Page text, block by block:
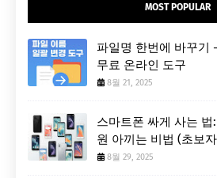
MOST POPULAR
파일명 한번에 바꾸기
무료 온라인 도구
8월 21, 2025
스마트폰 싸게 사는 법
원 아끼는 비법 (초보
8월 29, 2025